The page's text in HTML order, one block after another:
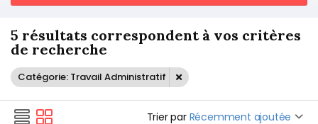
5 résultats correspondent à vos critères
de recherche
Catégorie: Travail Administratif
Trier par Récemment ajoutée